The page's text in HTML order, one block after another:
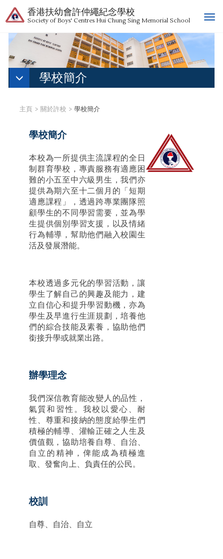
香港扶幼會許仲繩紀念學校
Society of Boys' Centres Hui Chung Sing Memorial School
T
g
l
學校簡介
主頁 關於許校 學校簡介
學校簡介
本校為一所提供主流課程的全日
制群育學校，專責服務有適應困
難的小五至中六級男生，我們亦
提供為期六至十二個月的「短期
適應課程」，透過跨專業團隊照
顧學生的不同學習需要，並為學
生提供個別學習支援，以及情緒
行為輔導，幫助他們融入校園生
活及發展潛能。
本校透過多元化的學習活動，讓
學生了解自己的興趣及能力，建
立自信心和提升學習動機，亦為
學生及早進行生涯規劃，培養他
們的綜合技能及素養，協助他們
銜接升學或就業出路。
辦學理念
我們深信教育能改變人的品性，
氣質和習性。我校以愛心、耐
性、尊重和接納的態度給學生們
積極的輔導、灌輸正確之人生及
價值觀，協助培養自尊、自治、
自立的精神，俾能成為積極進
取、發奮向上、負責任的公民。
校訓
自尊、自治、自立